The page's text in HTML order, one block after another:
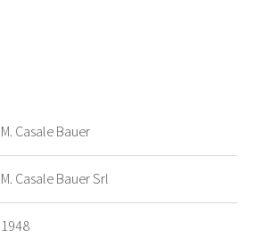
M. Casale Bauer
M. Casale Bauer Srl
1948